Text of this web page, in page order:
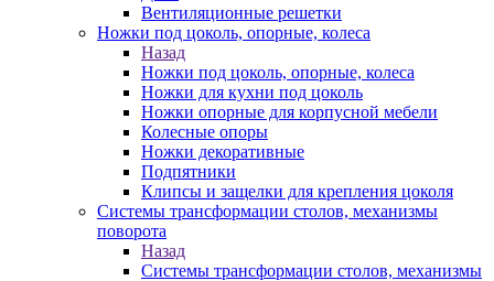
Вентиляционные решетки
Ножки под цоколь, опорные, колеса
Назад
Ножки под цоколь, опорные, колеса
Ножки для кухни под цоколь
Ножки опорные для корпусной мебели
Колесные опоры
Ножки декоративные
Подпятники
Клипсы и защелки для крепления цоколя
Системы трансформации столов, механизмы
поворота
Назад
Системы трансформации столов, механизмы